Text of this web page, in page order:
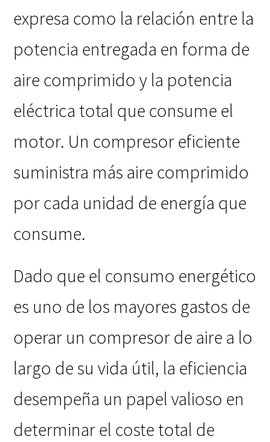
expresa como la relación entre la
potencia entregada en forma de
aire comprimido y la potencia
eléctrica total que consume el
motor. Un compresor eficiente
suministra más aire comprimido
por cada unidad de energía que
consume.
Dado que el consumo energético
es uno de los mayores gastos de
operar un compresor de aire a lo
largo de su vida útil, la eficiencia
desempeña un papel valioso en
determinar el coste total de